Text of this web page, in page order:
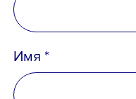
Имя *